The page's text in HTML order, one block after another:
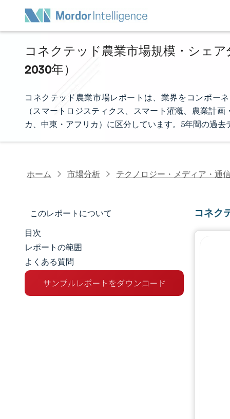
コネクテッド農業市場規模・シェ
2030年）
コネクテッド農業市場レポートは、業界をコンポー
（スマートロジスティクス、スマート灌漑、農業計
カ、中東・アフリカ）に区分しています。5年間の過去
ホーム 市場分析 テクノロジー・メディア・通
このレポートについて
マーケットスナップショット
市場概要
主な市場動向
目次
レポートの範囲
よくある質問
コネク